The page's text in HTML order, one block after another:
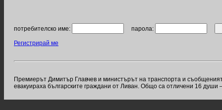
потребителско име: парола:
Регистрирай ме
Премиерът Димитър Главчев и министърът на транспорта и
евакуираха българските граждани от Ливан. Общо са отличени 16